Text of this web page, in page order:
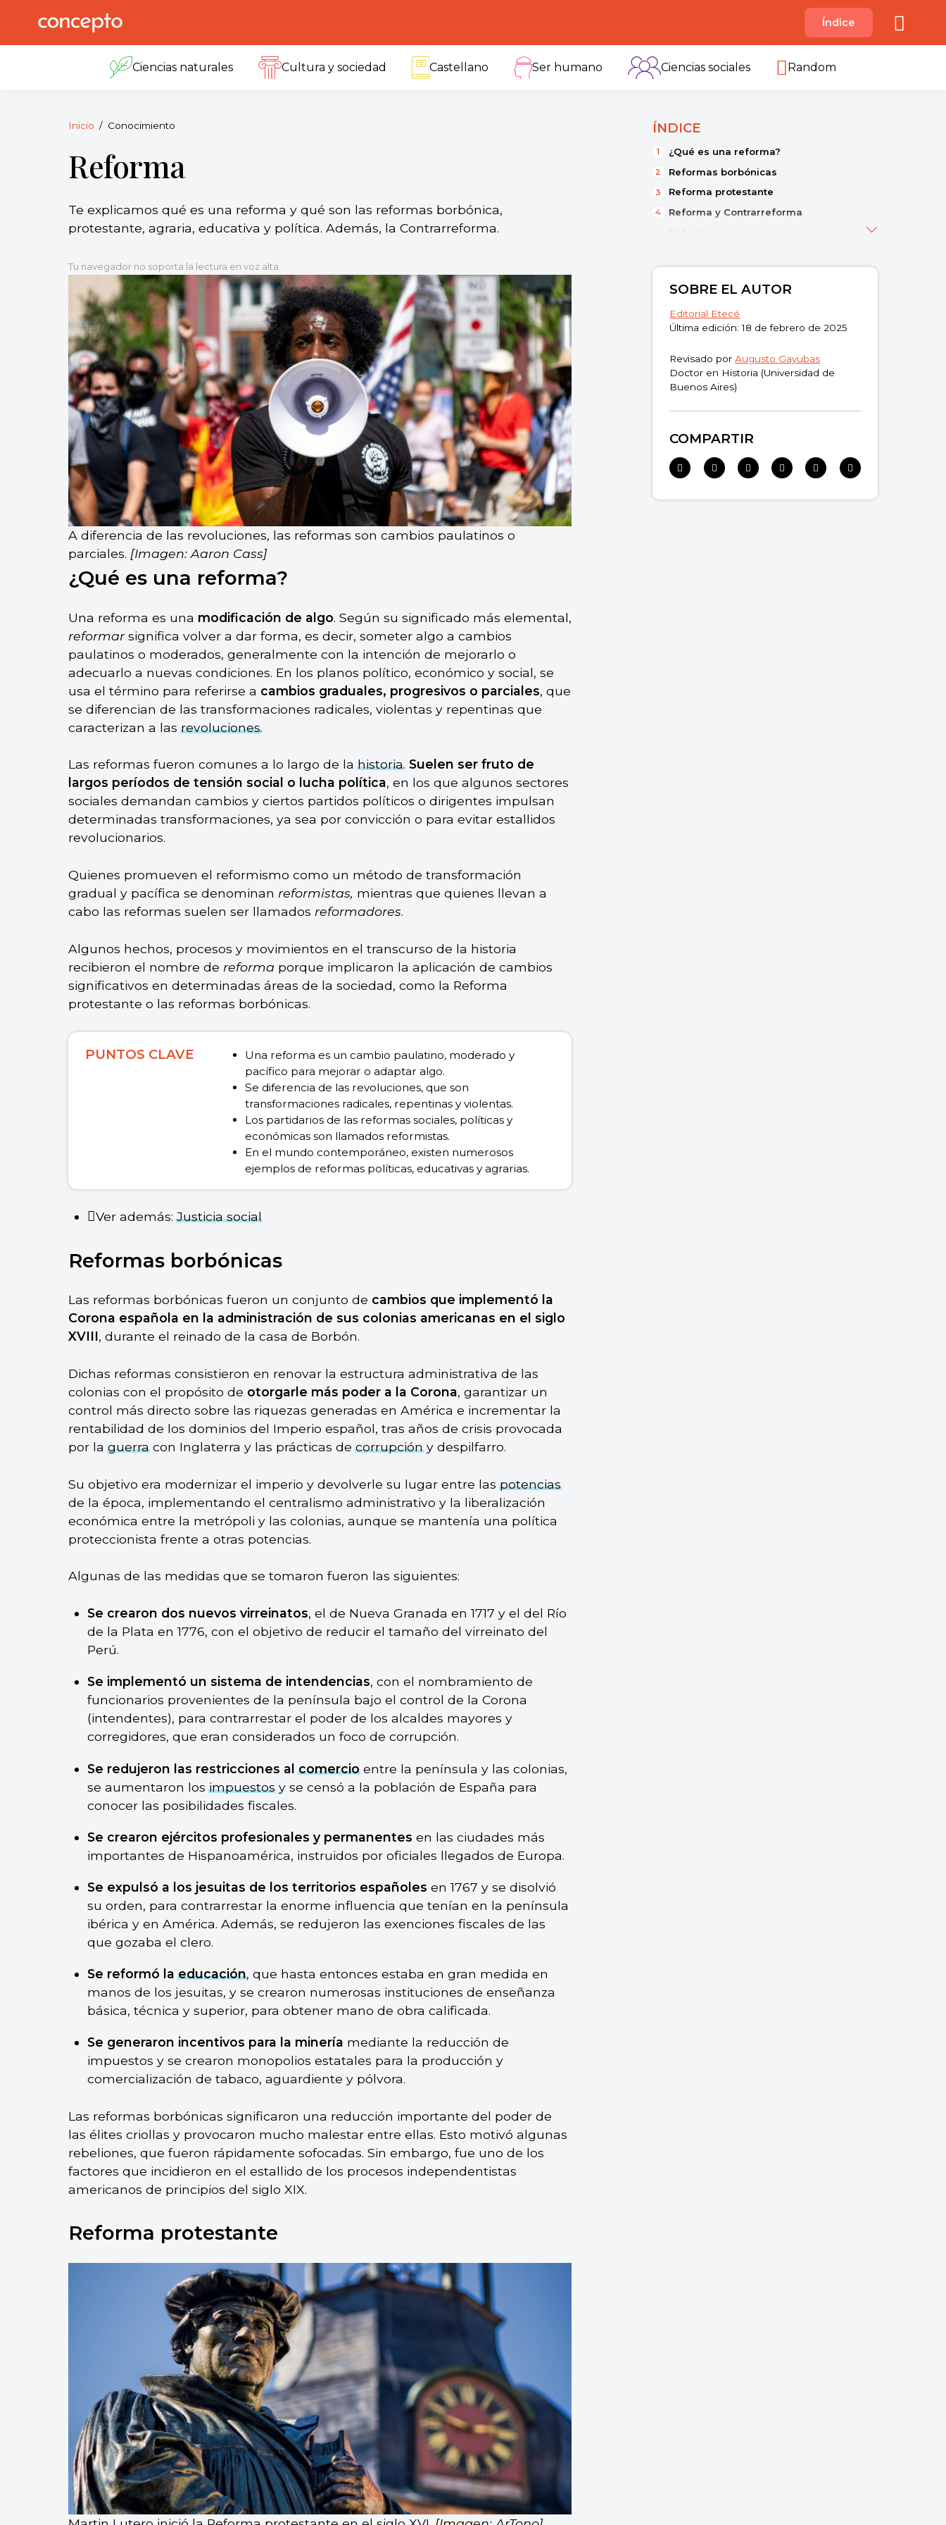
reservados.
B C
Índice
Ciencias naturales Cultura y sociedad Castellano Ser humano Ciencias sociales Random
Inicio Conocimiento
Reforma
Te explicamos qué es una reforma y qué son las reformas borbónica,
protestante, agraria, educativa y política. Además, la Contrarreforma.
Tu navegador no soporta la lectura en voz alta.
A diferencia de las revoluciones, las reformas son cambios paulatinos o
parciales. [Imagen: Aaron Cass]
¿Qué es una reforma?
Una reforma es una modificación de algo. Según su significado más elemental,
reformarsignifica volver a dar forma, es decir, someter algo a cambios
paulatinos o moderados, generalmente con la intención de mejorarlo o
adecuarlo a nuevas condiciones. En los planos político, económico y social, se
usa el término para referirse a cambios graduales, progresivos o parciales, que
se diferencian de las transformaciones radicales, violentas y repentinas que
caracterizan a lasrevoluciones.
Las reformas fueron comunes a lo largo de lahistoria. Suelen ser fruto de
largos períodos de tensión social o lucha política, en los que algunos sectores
sociales demandan cambios y ciertos partidos políticos o dirigentes impulsan
determinadas transformaciones, ya sea por convicción o para evitar estallidos
revolucionarios.
Quienes promueven el reformismo como un método de transformación
gradual y pacífica se denominan reformistas, mientras que quienes llevan a
cabo las reformas suelen ser llamados reformadores.
Algunos hechos, procesos y movimientos en el transcurso de la historia
recibieron el nombre de reforma porque implicaron la aplicación de cambios
significativos en determinadas áreas de la sociedad, como la Reforma
protestante o las reformas borbónicas.
PUNTOS CLAVE
Una reforma es un cambio paulatino, moderado y
pacífico para mejorar o adaptar algo.
Se diferencia de las revoluciones, que son
transformaciones radicales, repentinas y violentas.
Los partidarios de las reformas sociales, políticas y
económicas son llamados reformistas.
En el mundo contemporáneo, existen numerosos
ejemplos de reformas políticas, educativas y agrarias.
Ver además:Justicia social
Reformas borbónicas
Las reformas borbónicas fueron un conjunto de cambios que implementó la
Corona española en la administración de sus colonias americanas en el siglo
XVIII, durante el reinado de la casa de Borbón.
Dichas reformas consistieron en renovar la estructura administrativa de las
colonias con el propósito de otorgarle más poder a la Corona, garantizar un
control más directo sobre las riquezas generadas en América e incrementar la
rentabilidad de los dominios del Imperio español, tras años de crisis provocada
por laguerracon Inglaterra y las prácticas decorrupcióny despilfarro.
Su objetivo era modernizar el imperio y devolverle su lugar entre laspotencias
de la época, implementando el centralismo administrativo y la liberalización
económica entre la metrópoli y las colonias, aunque se mantenía una política
proteccionista frente a otras potencias.
Algunas de las medidas que se tomaron fueron las siguientes:
Se crearon dos nuevos virreinatos, el de Nueva Granada en 1717 y el del Río
de la Plata en 1776, con el objetivo de reducir el tamaño del virreinato del
Perú.
Se implementó un sistema de intendencias, con el nombramiento de
funcionarios provenientes de la península bajo el control de la Corona
(intendentes), para contrarrestar el poder de los alcaldes mayores y
corregidores, que eran considerados un foco de corrupción.
Se redujeron las restricciones alcomercioentre la península y las colonias,
se aumentaron losimpuestosy se censó a la población de España para
conocer las posibilidades fiscales.
Se crearon ejércitos profesionales y permanentes en las ciudades más
importantes de Hispanoamérica, instruidos por oficiales llegados de Europa.
Se expulsó a los jesuitas de los territorios españoles en 1767 y se disolvió
su orden, para contrarrestar la enorme influencia que tenían en la península
ibérica y en América. Además, se redujeron las exenciones fiscales de las
que gozaba el clero.
Se reformó laeducación, que hasta entonces estaba en gran medida en
manos de los jesuitas, y se crearon numerosas instituciones de enseñanza
básica, técnica y superior, para obtener mano de obra calificada.
Se generaron incentivos para la minería mediante la reducción de
impuestos y se crearon monopolios estatales para la producción y
comercialización de tabaco, aguardiente y pólvora.
Las reformas borbónicas significaron una reducción importante del poder de
las élites criollas y provocaron mucho malestar entre ellas. Esto motivó algunas
rebeliones, que fueron rápidamente sofocadas. Sin embargo, fue uno de los
factores que incidieron en el estallido de los procesos independentistas
americanos de principios del siglo XIX.
Reforma protestante
ÍNDICE
¿Qué es una reforma?
Reformas borbónicas
Reforma protestante
Reforma y Contrarreforma
Reforma agraria
SOBRE EL AUTOR
Editorial Etecé
Última edición: 18 de febrero de 2025
Revisado porAugusto Gayubas
Doctor en Historia (Universidad de
Buenos Aires)
COMPARTIR